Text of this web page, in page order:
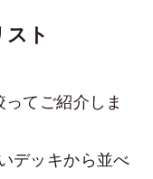
ト
てご紹介しま
デッキから並べ